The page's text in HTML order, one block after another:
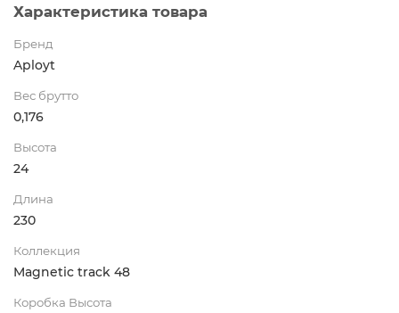
Характеристика товара
Бренд
Aployt
Вес брутто
0,176
Высота
24
Длина
230
Коллекция
Magnetic track 48
Коробка Высота